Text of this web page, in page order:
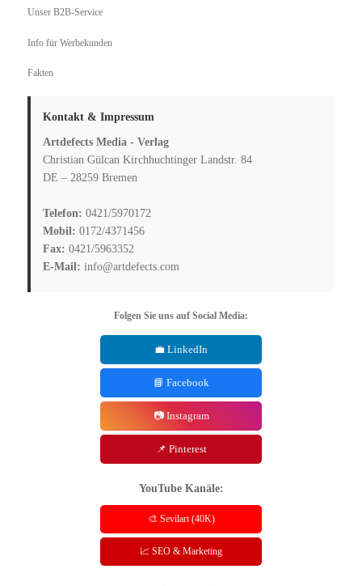
Unser B2B-Service
Info für Werbekunden
Fakten
Kontakt & Impressum
Artdefects Media - Verlag
Christian Gülcan Kirchhuchtinger Landstr. 84
DE – 28259 Bremen
Telefon: 0421/5970172
Mobil: 0172/4371456
Fax: 0421/5963352
E-Mail: info@artdefects.com
Folgen Sie uns auf Social Media:
💼 LinkedIn
📘 Facebook
📷 Instagram
📌 Pinterest
YouTube Kanäle:
🎨 Sevilart (40K)
📈 SEO & Marketing